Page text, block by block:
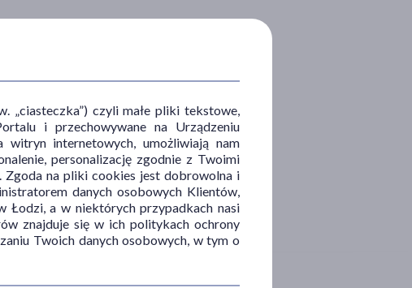
„ciasteczka”) czyli małe pliki tekstowe,
i przechowywane na Urządzeniu
witryn internetowych, umożliwiają nam
personalizację zgodnie z Twoimi
Zgoda na pliki cookies jest dobrowolna i
danych osobowych Klientów,
Łodzi, a w niektórych przypadkach nasi
znajduje się w ich politykach ochrony
Twoich danych osobowych, w tym o